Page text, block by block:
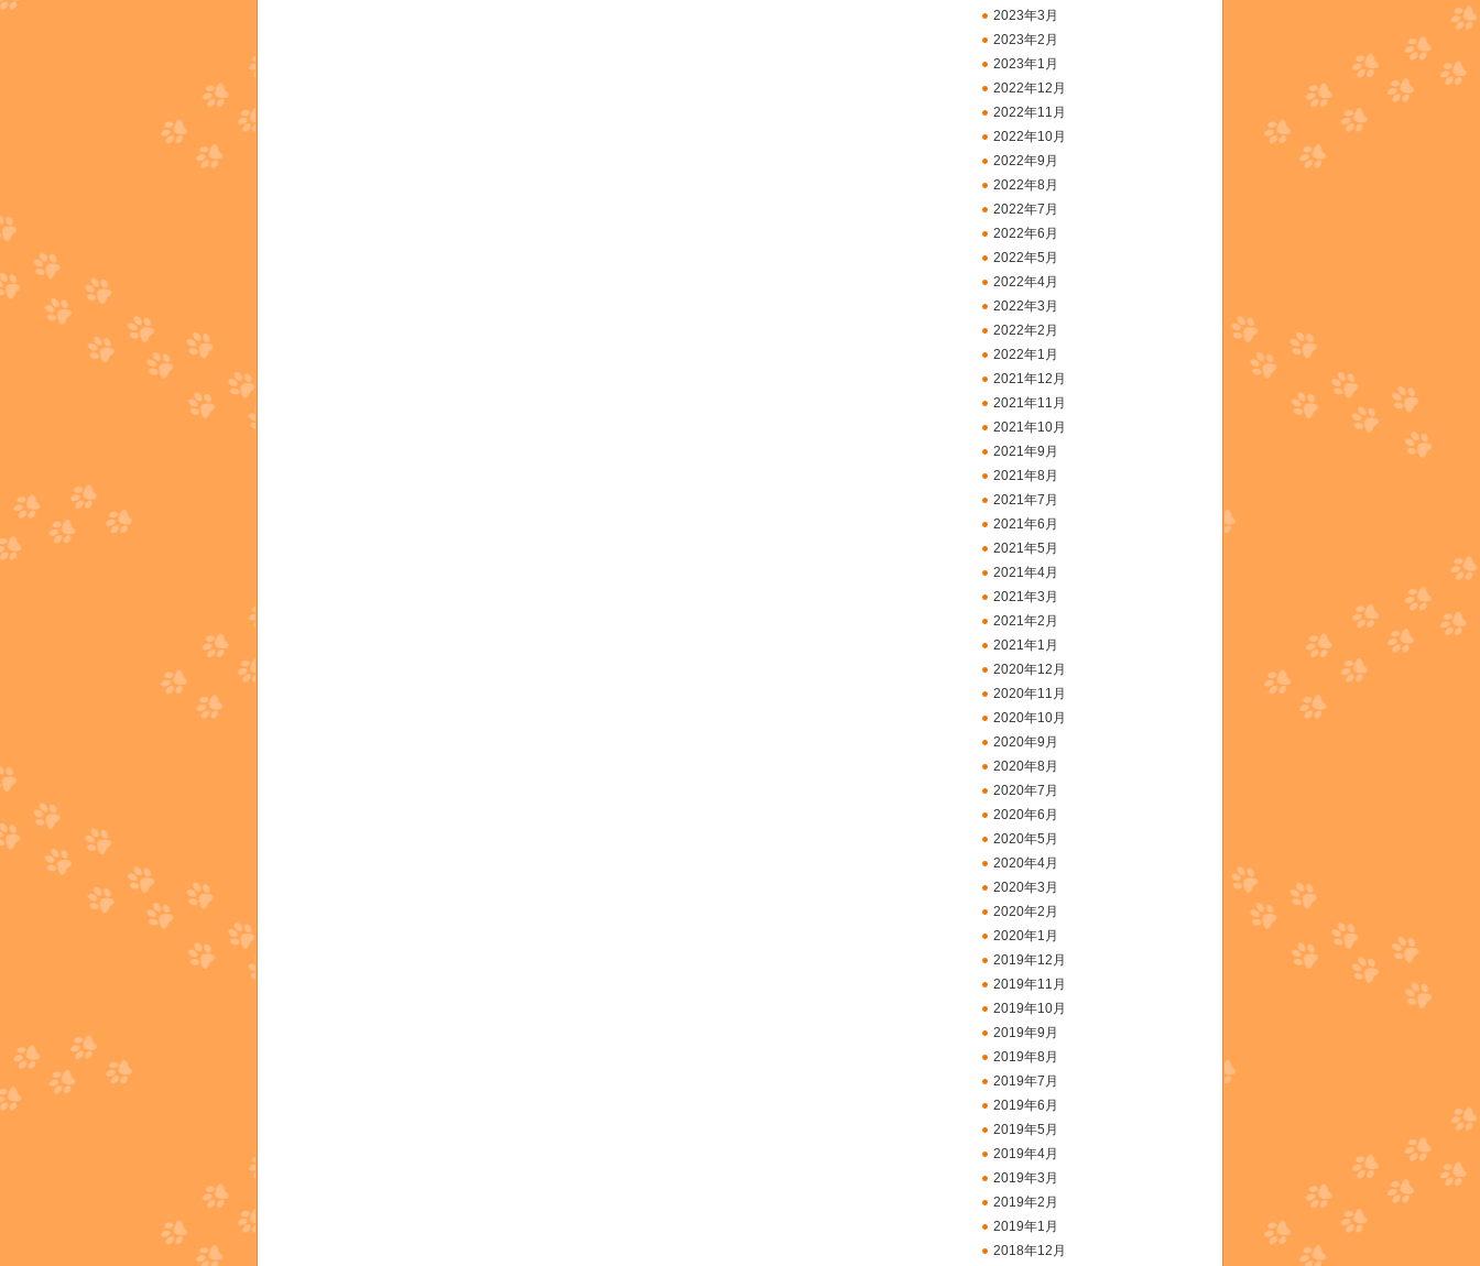
2023年3月
2023年2月
2023年1月
2022年12月
2022年11月
2022年10月
2022年9月
2022年8月
2022年7月
2022年6月
2022年5月
2022年4月
2022年3月
2022年2月
2022年1月
2021年12月
2021年11月
2021年10月
2021年9月
2021年8月
2021年7月
2021年6月
2021年5月
2021年4月
2021年3月
2021年2月
2021年1月
2020年12月
2020年11月
2020年10月
2020年9月
2020年8月
2020年7月
2020年6月
2020年5月
2020年4月
2020年3月
2020年2月
2020年1月
2019年12月
2019年11月
2019年10月
2019年9月
2019年8月
2019年7月
2019年6月
2019年5月
2019年4月
2019年3月
2019年2月
2019年1月
2018年12月